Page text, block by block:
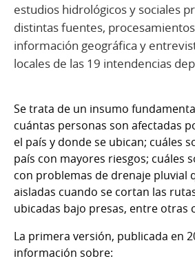
estudios hidrológicos y sociales
distintas fuentes,
información geográfica y
locales de las 19 intendencias
Se trata de un insumo
cuántas personas son afectadas
el país y donde se ubican; cuáles
país con mayores riesgos; cuáles
con problemas de drenaje pluvial
aisladas cuando se cortan las
ubicadas bajo presas, entre otras
La primera versión, publicada en
información sobre: